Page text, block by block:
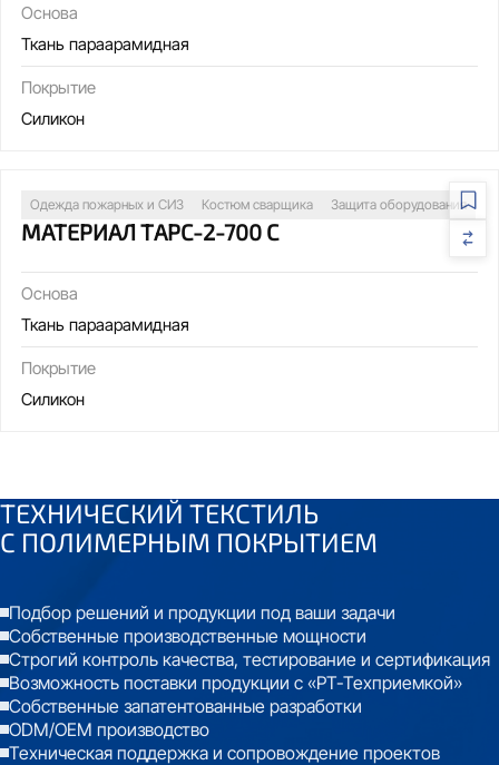
Основа
Ткань параарамидная
Покрытие
Силикон
Одежда пожарных и СИЗ Костюм сварщика Защита оборудования
МАТЕРИАЛ ТАРС-2-700 С
Основа
Ткань параарамидная
Покрытие
Силикон
ТЕХНИЧЕСКИЙ ТЕКСТИЛЬ
С ПОЛИМЕРНЫМ ПОКРЫТИЕМ
Подбор решений и продукции под ваши задачи
Собственные производственные мощности
Строгий контроль качества, тестирование и сертификация
Возможность поставки продукции с «РТ-Техприемкой»
Собственные запатентованные разработки
ODM/OEM производство
Техническая поддержка и сопровождение проектов